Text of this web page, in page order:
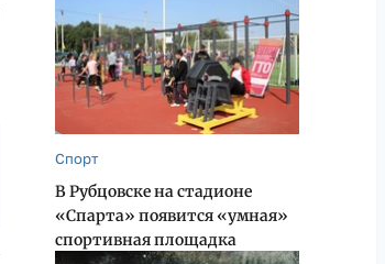
Спорт
В Рубцовске на стадионе
«Спарта» появится «умная»
спортивная площадка